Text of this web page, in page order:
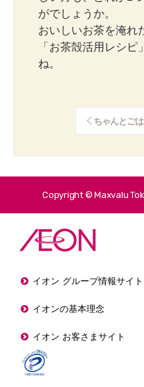
がでしょうか。
おいしいお茶を淹れ
「お茶殻活用レシ
ね。
ちゃんとご
Copyright © Maxvalu
イオン グループ情報サイト
イオンの基本理念
イオン お客さまサイト